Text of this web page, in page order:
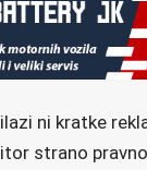
ni kratke
strano